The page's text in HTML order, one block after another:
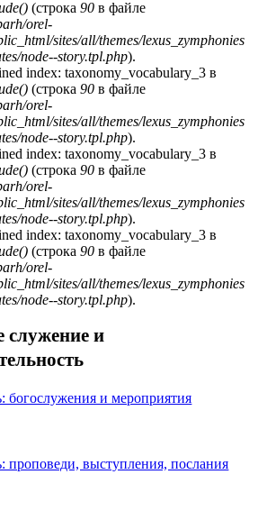
(строка90 в файле
orel-
sites/all/themes/lexus_zymphonies
node--story.tpl.php).
index: taxonomy_vocabulary_3 в
(строка90 в файле
orel-
sites/all/themes/lexus_zymphonies
node--story.tpl.php).
index: taxonomy_vocabulary_3 в
(строка90 в файле
orel-
sites/all/themes/lexus_zymphonies
node--story.tpl.php).
index: taxonomy_vocabulary_3 в
(строка90 в файле
orel-
sites/all/themes/lexus_zymphonies
node--story.tpl.php).
служение и
богослужения и мероприятия
проповеди, выступления, послания